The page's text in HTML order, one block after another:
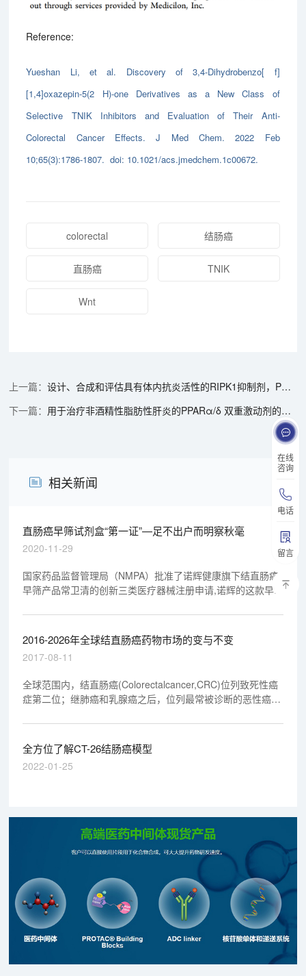
在线
咨询
电话
留言
Reference:
Yueshan Li, et al. Discovery of 3,4-Dihydrobenzo[ f]
[1,4]oxazepin-5(2 H)-one Derivatives as a New Class of
Selective TNIK Inhibitors and Evaluation of Their Anti-
Colorectal Cancer Effects. J Med Chem. 2022 Feb
10;65(3):1786-1807. doi: 10.1021/acs.jmedchem.1c00672.
colorectal 结肠癌
直肠癌 TNIK
Wnt
设计、合成和评估具有体内抗炎活性的RIPK1抑制剂，PK研究通过美迪西进行
用于治疗非酒精性脂肪性肝炎的PPARα/δ 双重激动剂的设计合成和生物学评价，PK研究、hERG研究和Ames试验通过美迪西进行
相关新闻
直肠癌早筛试剂盒“第一证”—足不出户而明察秋毫
2020-11-29
国家药品监督管理局（NMPA）批准了诺辉健康旗下结直肠癌
早筛产品常卫清的创新三类医疗器械注册申请,诺辉的这款早期
术路线，同时提供DNA和FIT双重检测，检测粪便样本中与肠
癌发生有密切关系的多种DNA和蛋白的分子指标。
2016-2026年全球结直肠癌药物市场的变与不变
2017-08-11
全球范围内，结直肠癌(Colorectalcancer,CRC)位列致死性癌
症第二位；继肺癌和乳腺癌之后，位列最常被诊断的恶性癌症
全方位了解CT-26结肠癌模型
2022-01-25